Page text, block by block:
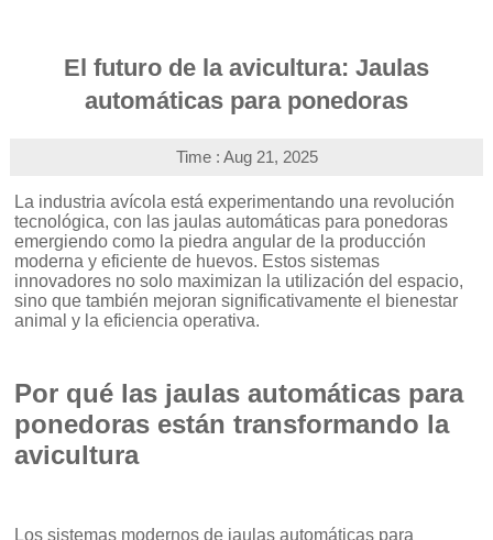
El futuro de la avicultura: Jaulas
automáticas para ponedoras
Time : Aug 21, 2025
La industria avícola está experimentando una revolución
tecnológica, con las jaulas automáticas para ponedoras
emergiendo como la piedra angular de la producción
moderna y eficiente de huevos. Estos sistemas
innovadores no solo maximizan la utilización del espacio,
sino que también mejoran significativamente el bienestar
animal y la eficiencia operativa.
Por qué las jaulas automáticas para
ponedoras están transformando la
avicultura
Los sistemas modernos de jaulas automáticas para